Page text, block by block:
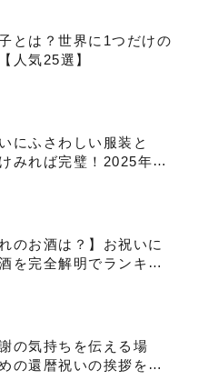
とは？世界に1つだけの
人気25選】
にふさわしい服装と
みれば完璧！2025年最
のお酒は？】お祝いに
を完全解明でランキン
の気持ちを伝える場
の還暦祝いの挨拶をご